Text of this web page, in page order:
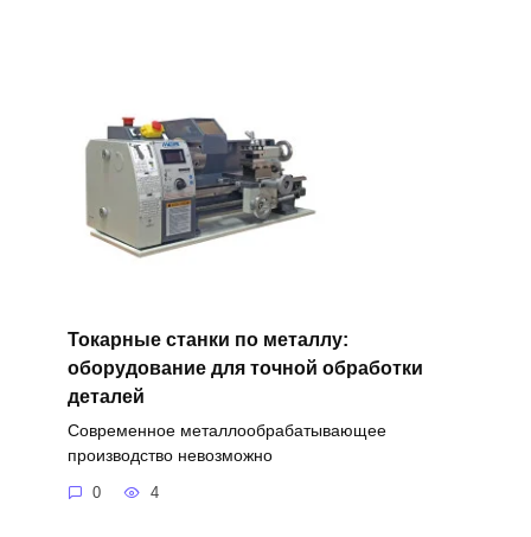
Токарные станки по металлу:
оборудование для точной обработки
деталей
Современное металлообрабатывающее
производство невозможно
0 4